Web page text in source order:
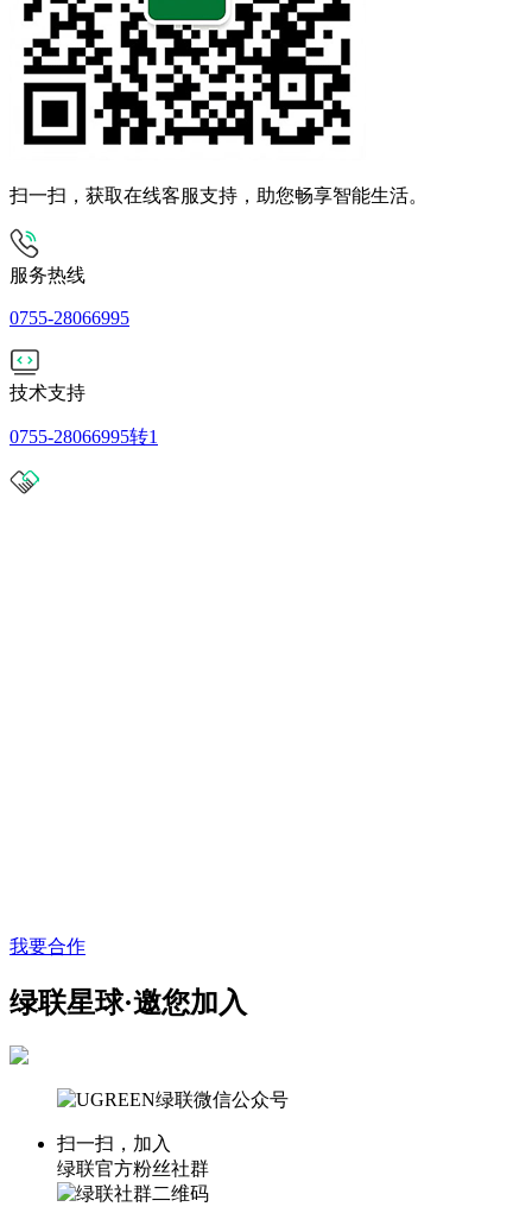
扫一扫，获取在线客服支持，助您畅享智能生活。
服务热线
0755-28066995
技术支持
0755-28066995转1
我要合作
绿联星球·邀您加入
扫一扫，加入
绿联官方粉丝社群